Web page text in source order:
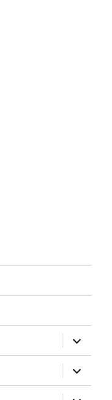
위
메
확
장
위
메